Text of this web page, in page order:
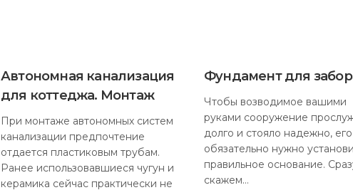
Автономная канализация
для коттеджа. Монтаж
При монтаже автономных систем
канализации предпочтение
отдается пластиковым трубам.
Ранее использовавшиеся чугун и
керамика сейчас практически не
Фундамент для
Чтобы возводимое вашими
руками сооружение
долго и стояло надежно, его
обязательно нужно
правильное основание.
скажем…